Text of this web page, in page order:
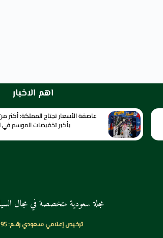
اهم الاخبار
بأكبر تخفيضات الموسم في
مجلة سعودية متخصصة في مجال
ترخـيص إعـلامي سـعودي رقــم: 160495